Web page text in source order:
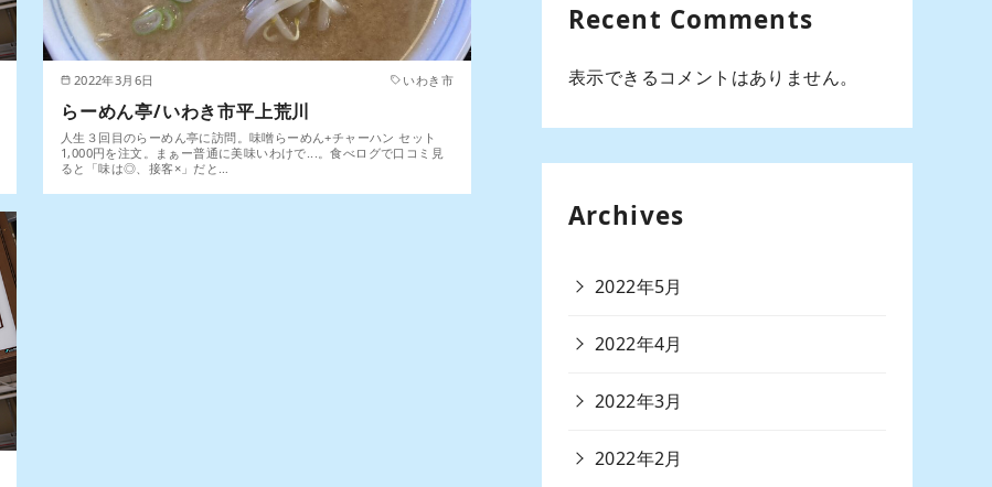
2022年3月6日 いわき市
らーめん亭/いわき市平上荒川
人生３回目のらーめん亭に訪問。味噌らーめん+チャーハン セット
1,000円を注文。まぁー普通に美味いわけで...。食べログで口コミ見
ると「味は◎、接客×」だと…
Recent Comments
表示できるコメントはありません。
Archives
2022年5月
2022年4月
2022年3月
2022年2月